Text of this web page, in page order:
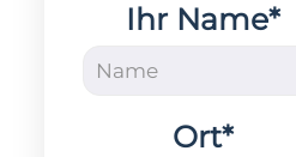
Ihr Name*
Ort*